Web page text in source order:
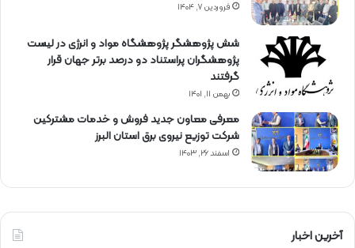
فروردین ۷, ۱۴۰۴
شش پژوهشگر پژوهشگاه مواد و انرژی در لیست
پژوهشگران پراستناد دو درصد برتر جهان قرار
گرفتند
بهمن ۱۱, ۱۴۰۱
معرفی معاون جدید فروش و خدمات مشتركین
شركت توزیع نیروی برق استان البرز
اسفند ۲۶, ۱۴۰۳
آخرین اخبار